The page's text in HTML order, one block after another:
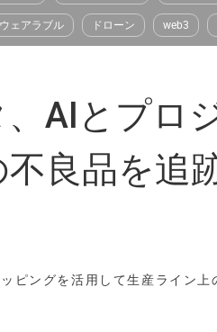
ウェアラブル ドローン web3
AIとプロ
良品を追
ピングを活用して生産ライン上